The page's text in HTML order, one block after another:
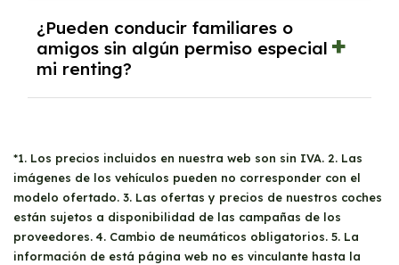
flexibilidad para adaptarse a tus necesidades
cambiantes.
Para solicitar unrentingen Murcia, las
empresas deben presentar la siguiente
documentación:
trimestres del IVA del año en curso. También
es necesario unrecibo bancarioque muestre
el IBAN y el titular.
¿Pueden conducir familiares o
amigos sin algún permiso especial
mi renting?
un carné de conducir válido. No hay
restricciones específicas sobre quién puede
utilizar el vehículo, pero se recomienda revisar
las condiciones del contrato para evitar
sorpresas.
*1. Los precios incluidos en nuestra web son sin IVA. 2. Las
imágenes de los vehículos pueden no corresponder con el
modelo ofertado. 3. Las ofertas y precios de nuestros coches
están sujetos a disponibilidad de las campañas de los
proveedores. 4. Cambio de neumáticos obligatorios. 5. La
información de está página web no es vinculante hasta la